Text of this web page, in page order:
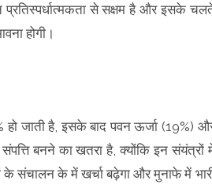
से सक्षम है और इसके
होगी।
हो जाती है, इसके बाद पवन ऊर्जा (19%)
बनने का खतरा है, क्योंकि इन संयंत्रों
के संचालन के में खर्चा बढ़ेगा और मुनाफे में